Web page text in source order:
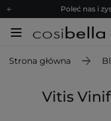
Poleć nas i
Zapisz się
Z nami to
Zapisz się
Strona główna
Vitis